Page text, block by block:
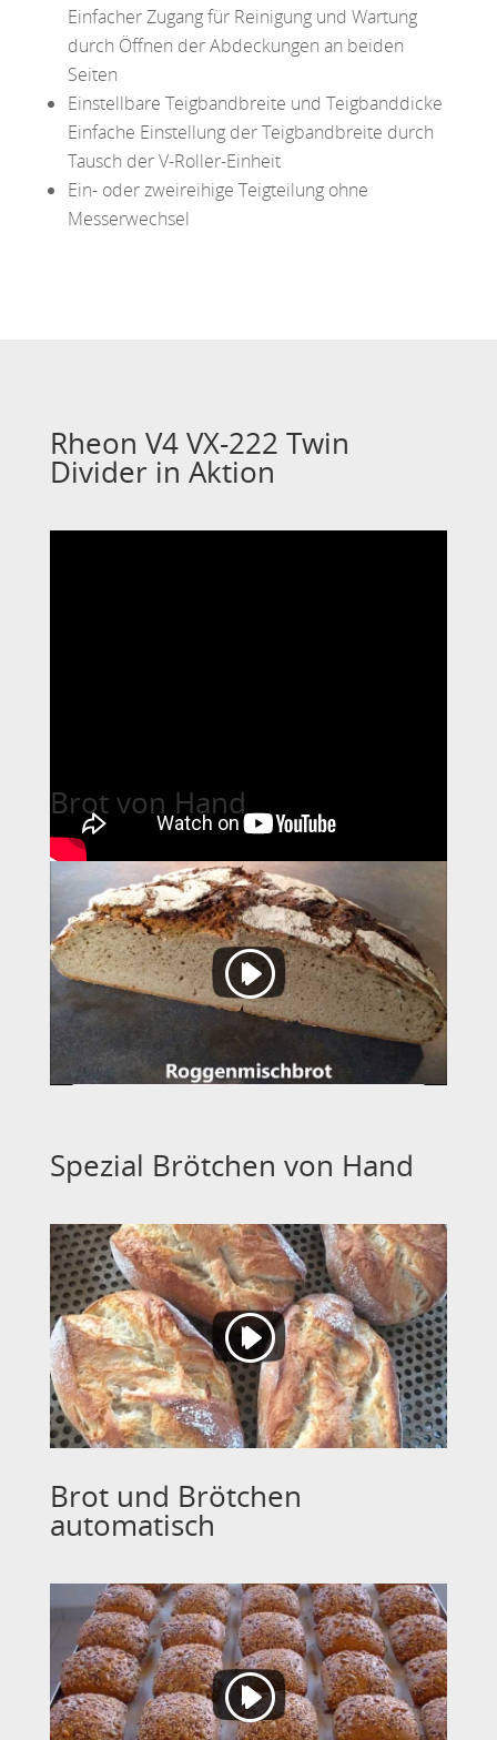
Einfacher Zugang für Reinigung und Wartung
durch Öffnen der Abdeckungen an beiden
Seiten
Einstellbare Teigbandbreite und Teigbanddicke
Einfache Einstellung der Teigbandbreite durch
Tausch der V-Roller-Einheit
Ein- oder zweireihige Teigteilung ohne
Messerwechsel
Rheon V4 VX-222 Twin
Divider in Aktion
Brot von Hand
Spezial Brötchen von Hand
Brot und Brötchen
automatisch